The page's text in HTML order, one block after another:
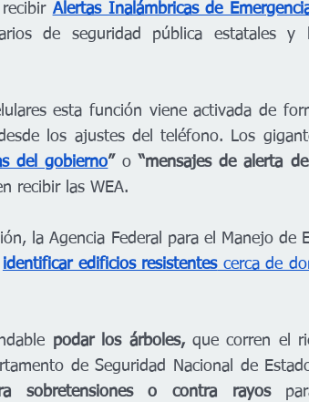
Alertas Inalámbricas de
de seguridad pública estatales
esta función viene activada de
los ajustes del teléfono. Los
del gobierno” o “mensajes de alerta
recibir las WEA.
la Agencia Federal para el Manejo de
identificar edificios resistentes cerca de
podar los árboles, que corren el
de Seguridad Nacional de
sobretensiones o contra rayos